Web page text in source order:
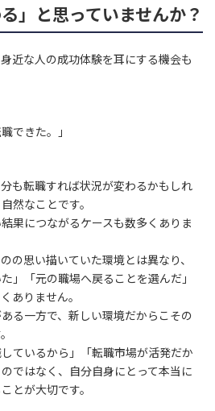
」と思っていませんか？
近な人の成功体験を耳にする機会も
できた。」
も転職すれば状況が変わるかもしれ
然なことです。
果につながるケースも数多くありま
の思い描いていた環境とは異なり、
」「元の職場へ戻ることを選んだ」
ありません。
る一方で、新しい環境だからこその
ているから」「転職市場が活発だか
ではなく、自分自身にとって本当に
とが大切です。